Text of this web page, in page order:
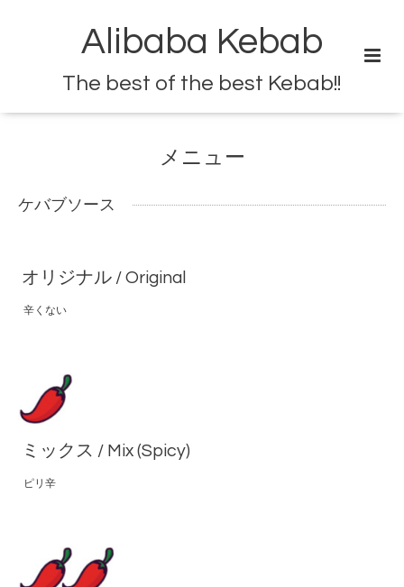
Alibaba Kebab
The best of the best Kebab!!
メニュー
ケバブソース
オリジナル / Original
辛くない
ミックス / Mix (Spicy)
ピリ辛